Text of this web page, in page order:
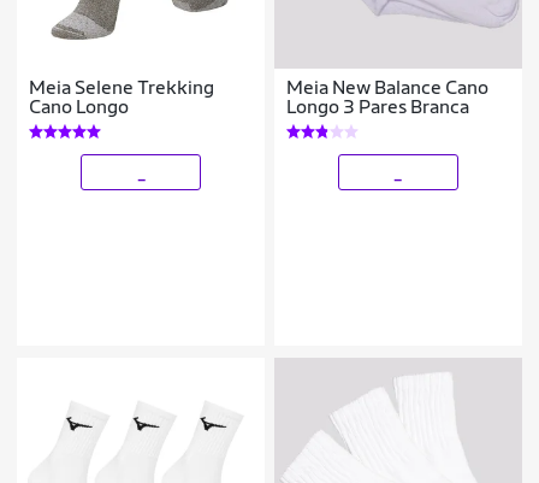
Meia Selene Trekking
Cano Longo
Meia New Balance Cano
Longo 3 Pares Branca